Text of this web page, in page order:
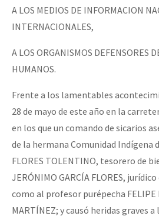
Niñxs
ETIQUETAS
MULTIMEDIA
Audio
Fotorreportaje
Video
Otras secciones
Semillero Guerra contra la
la naturaleza bajo asedio)
Libros para descargar
Se o México sabe, que o mundo
[25 abr – CDMX] Tokín por el CNI: 30
A LOS MEDIOS DE INFORMACION
INTERNACIONALES,
A LOS ORGANISMOS DEFENSORES
HUMANOS.
Frente a los lamentables
28 de mayo de este año en la
en los que un comando de sicarios
de la hermana Comunidad Indígena
FLORES TOLENTINO, tesorero de
JERÓNIMO GARCÍA FLORES,
como al profesor purépecha FELIPE
MARTÍNEZ; y causó heridas graves